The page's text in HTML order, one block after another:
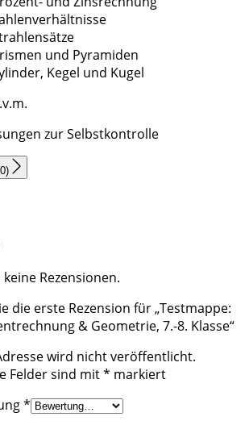
und Pyramiden
Kegel und Kugel
zur Selbstkontrolle
(0)
Rezensionen.
die erste Rezension für „Testmappe:
& Geometrie, 7.-8. Klasse“
wird nicht veröffentlicht.
Felder sind mit* markiert
*